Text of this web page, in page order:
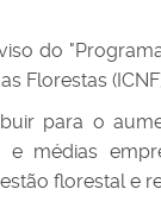
do
Florestas
para o
médias
florestal e